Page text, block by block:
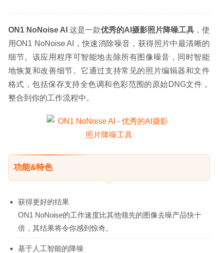
ON1 NoNoise AI 这是一款优秀的AI摄影照片降噪工具 ，使
用ON1 NoNoise AI，快速消除噪音，获得照片中最清晰的
细节。该应用程序可智能地去除所有图像噪音，同时智能
地恢复和改善细节。它通过支持常见的照片编辑器和文件
格式，包括保存支持全色调和色彩范围的原始DNG文件，
整合到你的工作流程中。
功能&特色
获得更好的结果
ON1 NoNoise的工作速度比其他领先的图像去噪产品快十
倍，其结果将令你感到惊奇。
基于人工智能的降噪